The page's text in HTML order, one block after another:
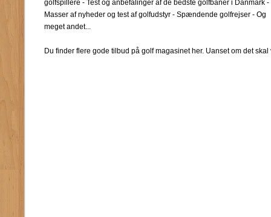
golfspillere - Test og anbefalinger af de bedste golfbaner i Danmark -
Masser af nyheder og test af golfudstyr - Spændende golfrejser - Og
meget andet...
Du finder flere gode tilbud på golf magasinet her. Uanset om det